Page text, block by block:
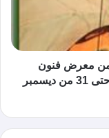
من معرض فنون
العرائس المصرية بمركز الهناجر من 22 حتى 31 من ديسمبر